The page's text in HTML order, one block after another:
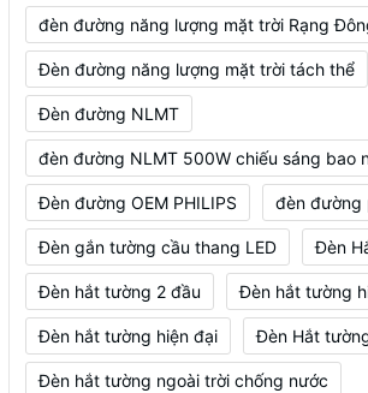
đèn đường năng lượng mặt trời Rạng
Đèn đường năng lượng mặt trời tách thể
Đèn đường NLMT
đèn đường NLMT 500W chiếu sáng bao
Đèn đường OEM PHILIPS đèn đường
Đèn gắn tường cầu thang LED Đèn
Đèn hắt tường 2 đầu Đèn hắt tường
Đèn hắt tường hiện đại Đèn Hắt
Đèn hắt tường ngoài trời chống nước